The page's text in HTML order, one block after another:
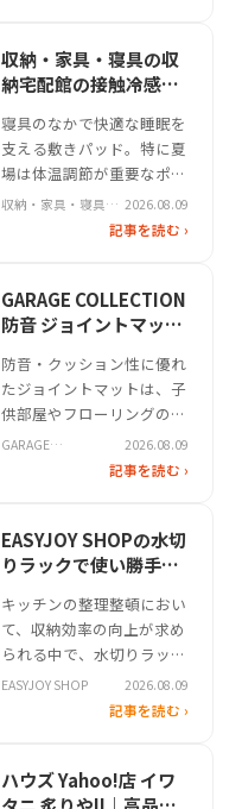
囲をカバーするため人気が
あります。ペットスタジオ
プを配合した消臭性能に注
力した製品です。吸収力と
臭いの抑制を…
収納・家具・寝具の収
納宅配館の接触冷感冷
眠のための選び方
寝具のなかで快適な睡眠を
支える敷きパッド。特に夏
場は体温調節が重要なポイ
ントとなり、接触冷感や吸
湿発熱といった機能性が求
敷きパッドは、新色5種類
を用いたデザイン性と、ニ
み合わせによる柔らかな肌
触りを特徴とする。リバー
シブル仕様に…
収納・家具・寝具の 2026.08.09
記事を読む ›
GARAGE COLLECTION
防音 ジョイントマット
防音・クッション性に優れ
たジョイントマットは、子
供部屋やフローリングのリ
ビングで幅広く活用される
インテリアアイテムです。
大判サイズでの設置や柔軟
なレイアウトに対応し、足
れています。近年では掃除
のしやすさや耐久性に注目
が集まり…
GARAGE
2026.08.09
記事を読む ›
EASYJOY SHOPの水切
りラックで使い勝手の
現
キッチンの整理整頓におい
て、収納効率の向上が求め
られる中で、水切りラック
は洗い物の効率化に不可欠
なアイテムとして注目を集
ペースを有効活用する工夫
が重視される傾向に。そん
EASYJOY SHOP 2026.08.09
記事を読む ›
ハウズ Yahoo!店 イワ